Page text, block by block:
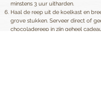
minstens 3 uur uitharden.
Haal de reep uit de koelkast en
grove stukken. Serveer direct of
chocoladereep in zijn geheel